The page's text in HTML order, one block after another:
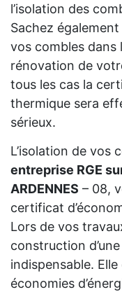
l’isolation des
Sachez
vos combles dans
rénovation de
tous les cas la
thermique sera
sérieux.
L’isolation de vos
entreprise RGE
ARDENNES – 08,
certificat
Lors de vos
construction
indispensable.
économies